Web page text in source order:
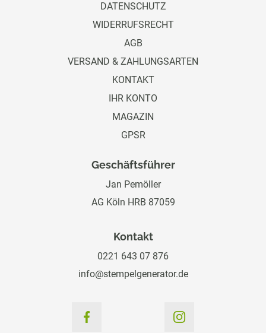
DATENSCHUTZ
WIDERRUFSRECHT
AGB
VERSAND & ZAHLUNGSARTEN
KONTAKT
IHR KONTO
MAGAZIN
GPSR
Geschäftsführer
Jan Pemöller
AG Köln HRB 87059
Kontakt
0221 643 07 876
info@stempelgenerator.de